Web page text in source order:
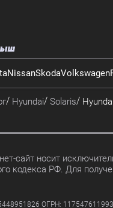
NissanSkodaVolkswagen
Hyundai Solaris
сайт носит
кодекса РФ. Для
ОГРН: 1175476119939